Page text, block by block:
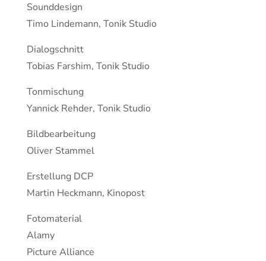
Sounddesign
Timo Lindemann, Tonik Studio
Dialogschnitt
Tobias Farshim, Tonik Studio
Tonmischung
Yannick Rehder, Tonik Studio
Bildbearbeitung
Oliver Stammel
Erstellung DCP
Martin Heckmann, Kinopost
Fotomaterial
Alamy
Picture Alliance